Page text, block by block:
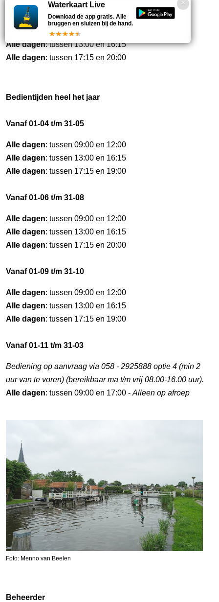
Bedientijden deze week
Alle dagen
: tussen 09:00 en 12:00
Alle dagen: tussen 13:00 en 16:15
Alle dagen: tussen 17:15 en 20:00
Bedientijden heel het jaar
Vanaf 01-04 t/m 31-05
Alle dagen: tussen 09:00 en 12:00
Alle dagen: tussen 13:00 en 16:15
Alle dagen: tussen 17:15 en 19:00
Vanaf 01-06 t/m 31-08
Alle dagen: tussen 09:00 en 12:00
Alle dagen: tussen 13:00 en 16:15
Alle dagen: tussen 17:15 en 20:00
Vanaf 01-09 t/m 31-10
Alle dagen: tussen 09:00 en 12:00
Alle dagen: tussen 13:00 en 16:15
Alle dagen: tussen 17:15 en 19:00
Vanaf 01-11 t/m 31-03
Bediening op aanvraag via 058 - 2925888 optie 4 (min 2
uur van te voren) (bereikbaar ma t/m vrij 08.00-16.00 uur).
Alle dagen: tussen 09:00 en 17:00 - Alleen op afroep
Foto: Menno van Beelen
Beheerder
Waterkaart Live
Download de app gratis. Alle
bruggen en sluizen bij de hand.